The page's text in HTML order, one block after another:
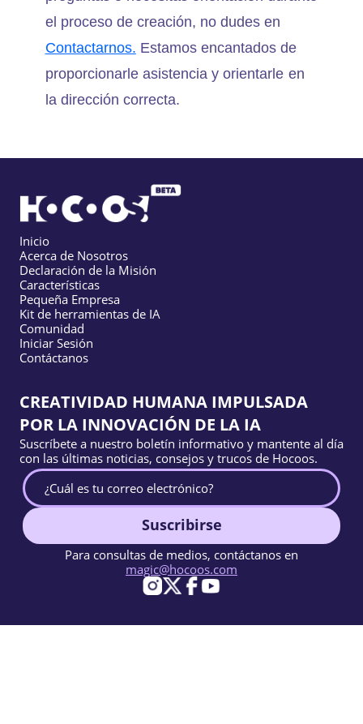
el proceso de creación, no dudes en
Contactarnos. Estamos encantados de
proporcionarle asistencia y orientarle en
la dirección correcta.
Inicio
Acerca de Nosotros
Declaración de la Misión
Características
Pequeña Empresa
Kit de herramientas de IA
Comunidad
Iniciar Sesión
Contáctanos
CREATIVIDAD HUMANA IMPULSADA
POR LA INNOVACIÓN DE LA IA
Suscríbete a nuestro boletín informativo y mantente al día
con las últimas noticias, consejos y trucos de Hocoos.
Suscribirse
Para consultas de medios, contáctanos en
magic@hocoos.com